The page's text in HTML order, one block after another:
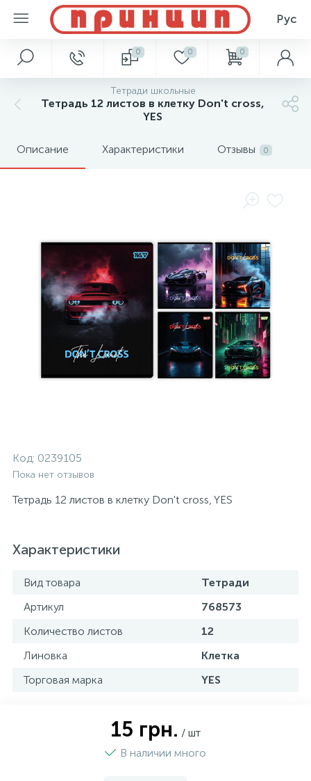
Рус
0 0 0
Тетради школьные
Тетрадь 12 листов в клетку Don't cross,
YES
Описание Характеристики Отзывы 0
Код: 0239105
Пока нет отзывов
Тетрадь 12 листов в клетку Don't cross, YES
Характеристики
Вид товара
Тетради
Артикул
768573
Количество листов
12
Линовка
Клетка
Торговая марка
YES
15 грн. / шт
В наличии много